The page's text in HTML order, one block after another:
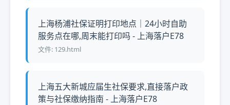
上海杨浦社保证明打印地点｜24小时自助
服务点在哪,周末能打印吗 - 上海落户E78
文件: 129.html
上海五大新城应届生社保要求,直接落户政
策与社保缴纳指南 - 上海落户E78